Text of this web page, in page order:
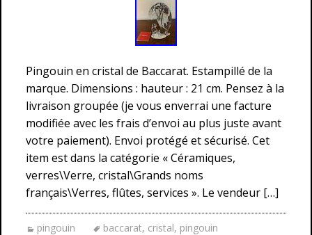
Pingouin en cristal de Baccarat. Estampillé de la
marque. Dimensions : hauteur : 21 cm. Pensez à la
livraison groupée (je vous enverrai une facture
modifiée avec les frais d’envoi au plus juste avant
votre paiement). Envoi protégé et sécurisé. Cet
item est dans la catégorie « Céramiques,
verres\Verre, cristal\Grands noms
français\Verres, flûtes, services ». Le vendeur […]
pingouin baccarat, cristal, pingouin